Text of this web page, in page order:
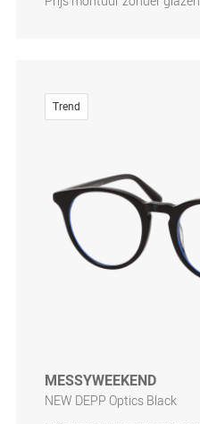
Trend
MESSYWEEKEND
NEW DEPP Optics Black